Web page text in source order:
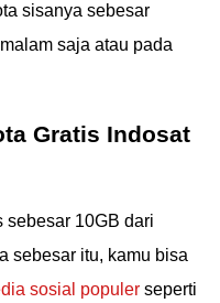
sisanya sebesar
saja atau pada
Gratis Indosat
sebesar 10GB dari
sebesar itu, kamu bisa
sosial populer seperti